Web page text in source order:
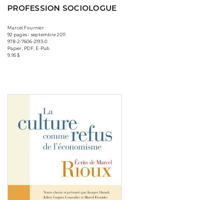
PROFESSION SOCIOLOGUE
Marcel Fournier
92 pages • septembre 2011
978-2-7606-2193-0
Papier, PDF, E-Pub
9,95 $